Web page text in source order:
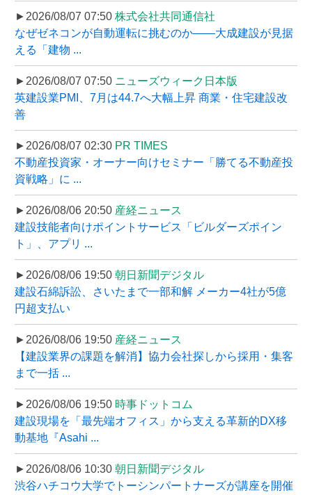
►2026/08/07 07:50 株式会社共同通信社
なぜゼネコンが自動運転に挑むのか――大成建設が見据
える「建物 ...
►2026/08/07 07:50 ニューズウィーク日本版
英建設業PMI、7月は44.7へ大幅上昇 商業・住宅建設改
善
►2026/08/07 02:30 PR TIMES
不動産投資家・オーナー向けセミナー「勝てる不動産投
資戦略」に ...
►2026/08/06 20:50 産経ニュース
建設技能者向けポイントサービス「ビルダーズポイン
ト」、アプリ ...
►2026/08/06 19:50 朝日新聞デジタル
建設石綿訴訟、さいたまで一部和解 メーカー4社が5億
円超支払い
►2026/08/06 19:50 産経ニュース
【建設業界の課題を解消】協力会社探しから採用・集客
まで一括 ...
►2026/08/06 19:50 時事ドットコム
建設現場を「最先端オフィス」から支える革新的DX移
動基地『Asahi ...
►2026/08/06 10:30 朝日新聞デジタル
渋谷ハチコウ大学でトーシンパートナーズが講座を開催